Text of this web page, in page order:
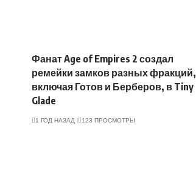
Фанат Age of Empires 2 создал
ремейки замков разных фракций,
включая Готов и Берберов, в Tiny
Glade
1 ГОД НАЗАД 123 ПРОСМОТРЫ